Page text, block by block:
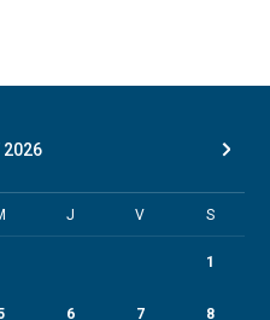
2026
J V S
1
6 7 8